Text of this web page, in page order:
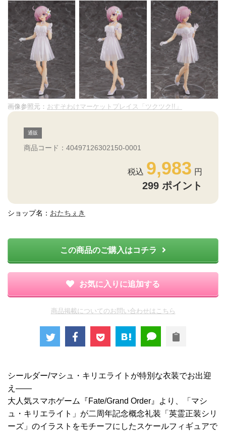
画像参照元： おすそわけマーケットプレイス「ツクツク!!」
通販
商品コード：40497126302150-0001
9,983
299 ポイント
ショップ名： おたちぇき
この商品のご購入はコチラ
お気に入りに追加する
商品掲載についてのお問い合わせはこちら
シールダー/マシュ・キリエライトが特別な衣装でお出迎
え――
大人気スマホゲーム『Fate/Grand Order』より、「マシ
ュ・キリエライト」が二周年記念概念礼装「英霊正装シリ
ーズ」のイラストをモチーフにしたスケールフィギュアで